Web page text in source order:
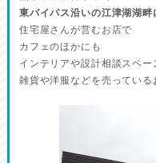
東バイパス沿いの江津湖湖畔
住宅屋さんが営むお店で
カフェのほかにも
インテリアや設計相談スペー
雑貨や洋服などを売っている